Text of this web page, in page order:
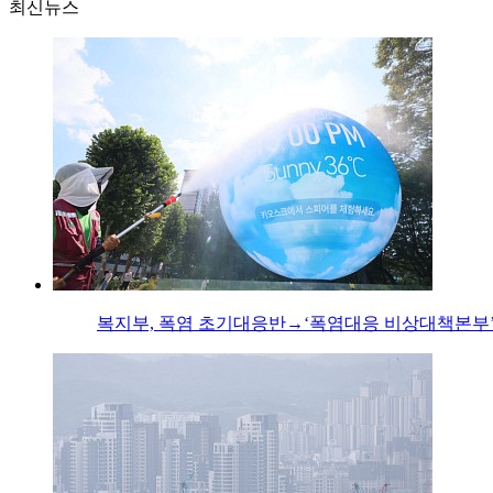
최신뉴스
복지부, 폭염 초기대응반→‘폭염대응 비상대책본부